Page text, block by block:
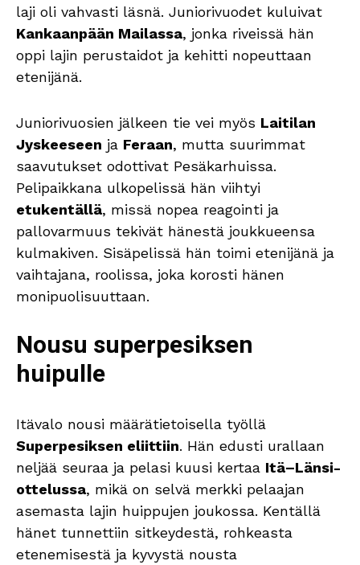
laji oli vahvasti läsnä. Juniorivuodet kuluivat
Kankaanpään Mailassa, jonka riveissä hän
oppi lajin perustaidot ja kehitti nopeuttaan
etenijänä.
Juniorivuosien jälkeen tie vei myös Laitilan
Jyskeeseen ja Feraan, mutta suurimmat
saavutukset odottivat Pesäkarhuissa.
Pelipaikkana ulkopelissä hän viihtyi
etukentällä, missä nopea reagointi ja
pallovarmuus tekivät hänestä joukkueensa
kulmakiven. Sisäpelissä hän toimi etenijänä ja
vaihtajana, roolissa, joka korosti hänen
monipuolisuuttaan.
Nousu superpesiksen
huipulle
Itävalo nousi määrätietoisella työllä
Superpesiksen eliittiin. Hän edusti urallaan
neljää seuraa ja pelasi kuusi kertaa Itä–Länsi-
ottelussa, mikä on selvä merkki pelaajan
asemasta lajin huippujen joukossa. Kentällä
hänet tunnettiin sitkeydestä, rohkeasta
etenemisestä ja kyvystä nousta